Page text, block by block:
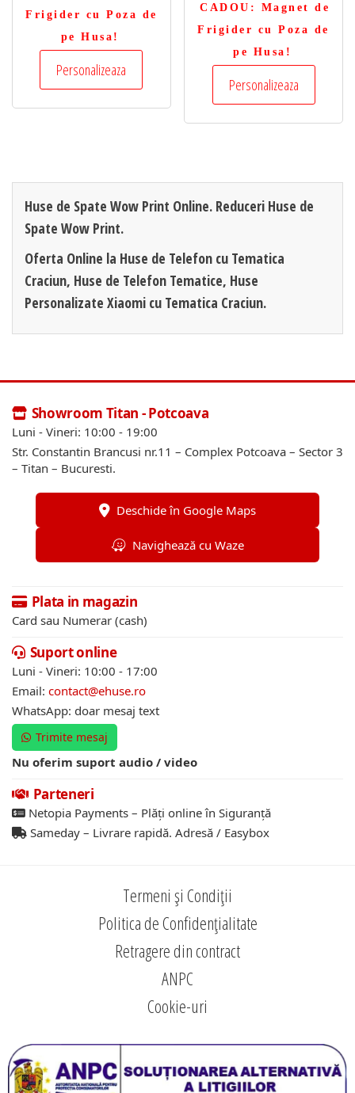
Frigider cu Poza de
pe Husa!
Personalizeaza
CADOU : Magnet de
Frigider cu Poza de
pe Husa!
Personalizeaza
Huse de Spate Wow Print Online. Reduceri Huse de
Spate Wow Print.
Oferta Online la Huse de Telefon cu Tematica
Craciun, Huse de Telefon Tematice, Huse
Personalizate Xiaomi cu Tematica Craciun.
Showroom Titan - Potcoava
Luni - Vineri: 10:00 - 19:00
Str. Constantin Brancusi nr.11 – Complex Potcoava – Sector 3
– Titan – Bucuresti.
Deschide în Google Maps
Navighează cu Waze
Plata in magazin
Card sau Numerar (cash)
Suport online
Luni - Vineri: 10:00 - 17:00
Email: contact@ehuse.ro
WhatsApp: doar mesaj text
Trimite mesaj
Nu oferim suport audio / video
Parteneri
Netopia Payments – Plăți online în Siguranță
Sameday – Livrare rapidă. Adresă / Easybox
Termeni și Condiții
Politica de Confidențialitate
Retragere din contract
ANPC
Cookie-uri